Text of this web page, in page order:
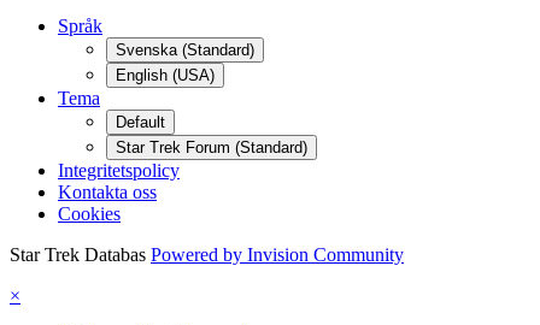
Språk
Svenska (Standard)
English (USA)
Tema
Default
Star Trek Forum (Standard)
Integritetspolicy
Kontakta oss
Cookies
Star Trek Databas Powered by Invision Community
×